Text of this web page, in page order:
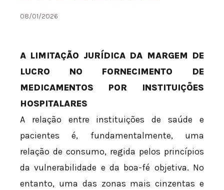
08/01/2026
A LIMITAÇÃO JURÍDICA DA MARGEM DE
LUCRO NO FORNECIMENTO DE
MEDICAMENTOS POR INSTITUIÇÕES
HOSPITALARES
A relação entre instituições de saúde e
pacientes é, fundamentalmente, uma
relação de consumo, regida pelos princípios
da vulnerabilidade e da boa-fé objetiva. No
entanto, uma das zonas mais cinzentas e